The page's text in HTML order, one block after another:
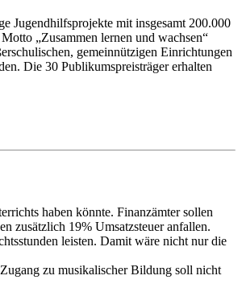
Jugendhilfsprojekte mit insgesamt 200.000
„Zusammen lernen und wachsen“
gemeinnützigen Einrichtungen
Die 30 Publikumspreisträger erhalten
haben könnte. Finanzämter sollen
zusätzlich 19% Umsatzsteuer anfallen.
leisten. Damit wäre nicht nur die
zu musikalischer Bildung soll nicht